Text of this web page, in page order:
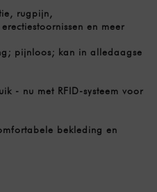
rugpijn,
en meer
pijnloos; kan in alledaagse
- nu met RFID-systeem voor
bekleding en